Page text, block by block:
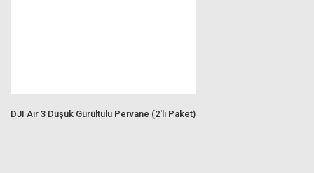
DJI Air 3 Düşük Gürültülü Pervane (2'li Paket)